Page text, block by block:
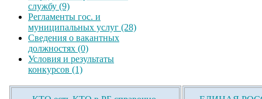
службу (9)
Регламенты гос. и
муниципальных услуг (28)
Сведения о вакантных
должностях (0)
Условия и результаты
конкурсов (1)